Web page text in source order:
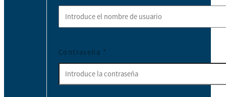
Contraseña *